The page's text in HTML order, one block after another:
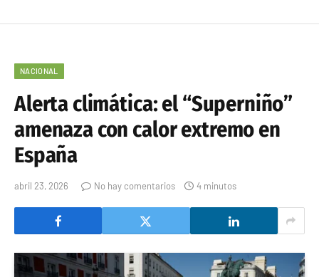
NACIONAL
Alerta climática: el “Superniño”
amenaza con calor extremo en
España
abril 23, 2026 No hay comentarios 4 minutos